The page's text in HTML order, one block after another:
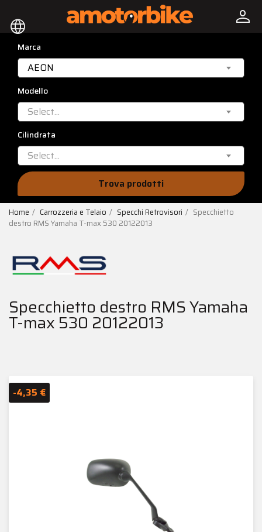
language person
Marca
AEON
Modello
Select...
Cilindrata
Select...
Trova prodotti
Home Carrozzeria e Telaio Specchi Retrovisori
Specchietto
destro RMS Yamaha T-max 530 20122013
Specchietto destro RMS Yamaha
T-max 530 20122013
-4,35 €